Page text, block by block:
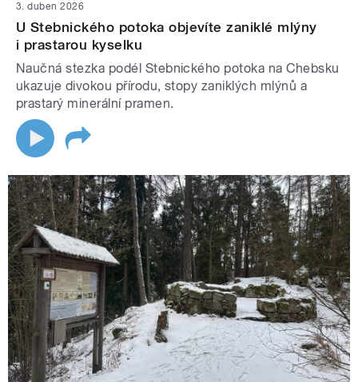
3. duben 2026
U Stebnického potoka objevíte zaniklé mlýny
i prastarou kyselku
Naučná stezka podél Stebnického potoka na Chebsku
ukazuje divokou přírodu, stopy zaniklých mlýnů a
prastarý minerální pramen.